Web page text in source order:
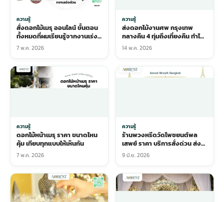
ความรู้
สั่งดอกไม้เมรุ ออนไลน์ ขั้นตอน
ทั้งหมดที่ผมเรียนรู้จากงานเร่ง
ด่วน
7 พ.ค. 2026
ความรู้
ส่งดอกไม้งานศพ กรุงเทพ
กลางคืน 4 ทุ่มถึงเที่ยงคืน ทำได้
จริงไหม
14 พ.ค. 2026
ความรู้
ดอกไม้หน้าเมรุ ราคา ขนาดไหน
คุ้ม เทียบทุกแบบให้เห็นกัน
7 พ.ค. 2026
ความรู้
ร้านพวงหรีดวัดไพชยนต์พล
เสพย์ ราคา บริการสั่งด่วน ส่ง
ถึงวัด
9 มิ.ย. 2026